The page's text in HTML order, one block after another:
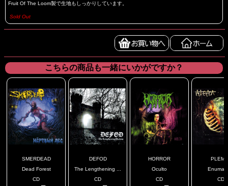
Fruit Of The Loom製で生地もしっかりしています。
Sold Out
こちらの商品も一緒にいかがですか？
SMERDEAD
Dead Forest
CD
DEFOD
The Lengthening ...
CD
HORROR
Oculto
CD
Enuma
CD